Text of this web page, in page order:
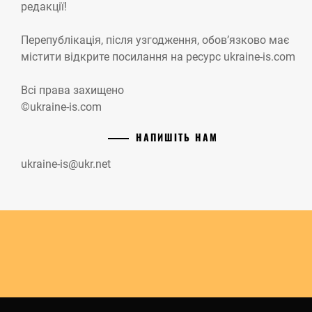
редакції!
Перепублікація, після узгодження, обов’язково має
містити відкрите посилання на ресурс ukraine-is.com
Всі права захищено
©ukraine-is.com
НАПИШІТЬ НАМ
ukraine-is@ukr.net